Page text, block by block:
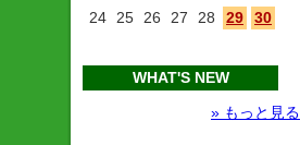
24
25 26 27 28 29 30
WHAT'S NEW
» もっと見る